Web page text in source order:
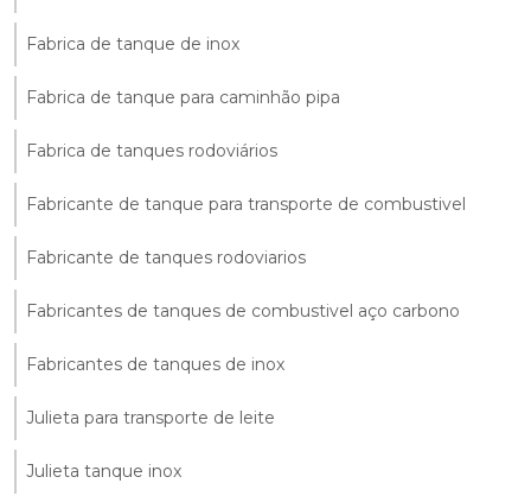
Fabrica de tanque de inox
Fabrica de tanque para caminhão pipa
Fabrica de tanques rodoviários
Fabricante de tanque para transporte de combustivel
Fabricante de tanques rodoviarios
Fabricantes de tanques de combustivel aço carbono
Fabricantes de tanques de inox
Julieta para transporte de leite
Julieta tanque inox